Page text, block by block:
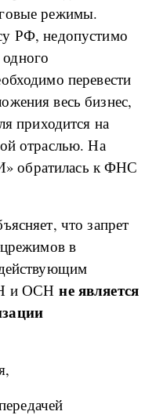
режимы.
РФ, недопустимо
перевести
весь бизнес,
приходится на
отраслью. На
обратилась к ФНС
что запрет
в
и ОСНне является